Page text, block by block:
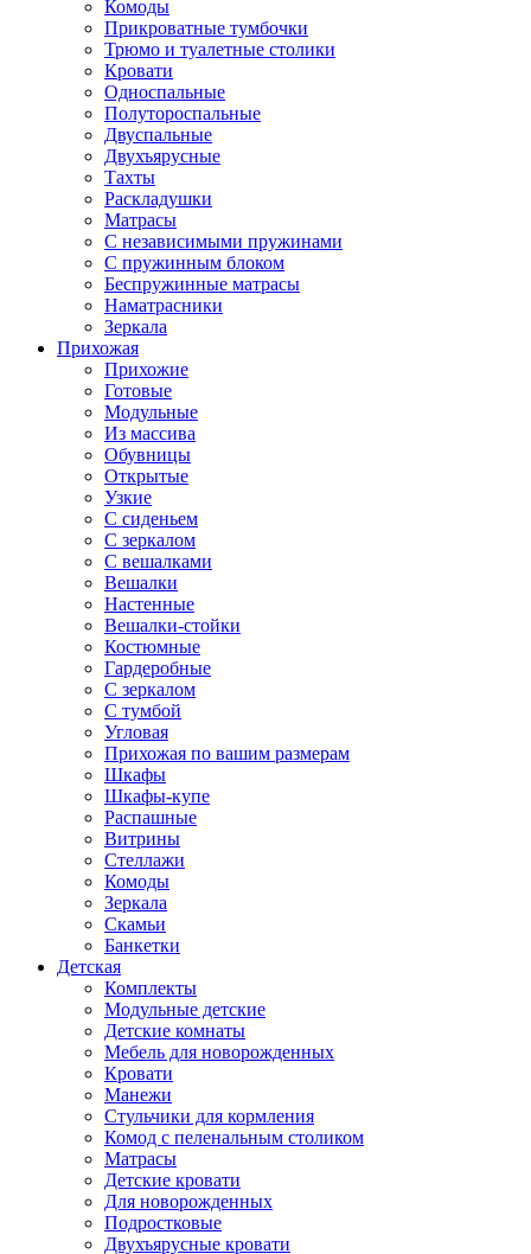
Комоды
Прикроватные тумбочки
Трюмо и туалетные столики
Кровати
Односпальные
Полутороспальные
Двуспальные
Двухъярусные
Тахты
Раскладушки
Матрасы
С независимыми пружинами
С пружинным блоком
Беспружинные матрасы
Наматрасники
Зеркала
Прихожая
Прихожие
Готовые
Модульные
Из массива
Обувницы
Открытые
Узкие
С сиденьем
С зеркалом
С вешалками
Вешалки
Настенные
Вешалки-стойки
Костюмные
Гардеробные
С зеркалом
С тумбой
Угловая
Прихожая по вашим размерам
Шкафы
Шкафы-купе
Распашные
Витрины
Стеллажи
Комоды
Зеркала
Скамьи
Банкетки
Детская
Комплекты
Модульные детские
Детские комнаты
Мебель для новорожденных
Кровати
Манежи
Стульчики для кормления
Комод с пеленальным столиком
Матрасы
Детские кровати
Для новорожденных
Подростковые
Двухъярусные кровати